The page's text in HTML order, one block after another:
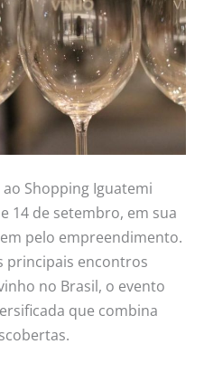
Shopping Iguatemi
14 de setembro, em sua
pelo empreendimento.
principais encontros
no Brasil, o evento
que combina